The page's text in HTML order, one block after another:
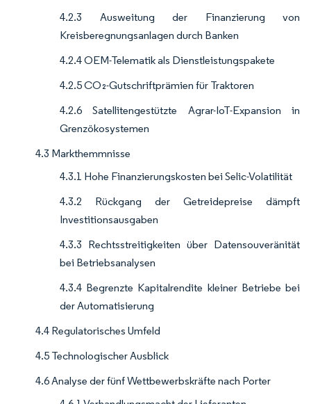
4.2.3 Ausweitung der Finanzierung von
Kreisberegnungsanlagen durch Banken
4.2.4 OEM-Telematik als Dienstleistungspakete
4.2.5 CO₂-Gutschriftprämien für Traktoren
4.2.6 Satellitengestützte Agrar-IoT-Expansion in
Grenzökosystemen
4.3 Markthemmnisse
4.3.1 Hohe Finanzierungskosten bei Selic-Volatilität
4.3.2 Rückgang der Getreidepreise dämpft
Investitionsausgaben
4.3.3 Rechtsstreitigkeiten über Datensouveränität
bei Betriebsanalysen
4.3.4 Begrenzte Kapitalrendite kleiner Betriebe bei
der Automatisierung
4.4 Regulatorisches Umfeld
4.5 Technologischer Ausblick
4.6 Analyse der fünf Wettbewerbskräfte nach Porter